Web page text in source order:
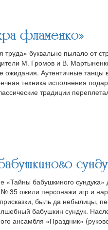
фламенко»
буквально пылало от
М. Громов и В.
ожидания. Аутентичные танцы
техника исполнения
традиции
«Тайны бабушкиного сундука»
ожили персонажи игр и
быль да небылицы,
бабушкин сундук.
ансамбля «Праздник»